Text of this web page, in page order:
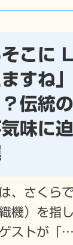
そこに
すね
伝統
味に
、さくら
機）を指
ストが「